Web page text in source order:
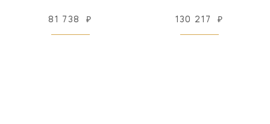
81 738 ₽ 130 217 ₽